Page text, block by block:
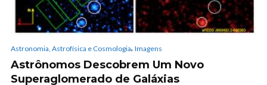
Astronomia, Astrofísica e Cosmologia, Imagens
Astrônomos Descobrem Um Novo
Superaglomerado de Galáxias